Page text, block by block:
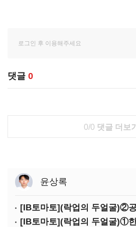
댓글 0
0/0 댓글 더보기
윤상록